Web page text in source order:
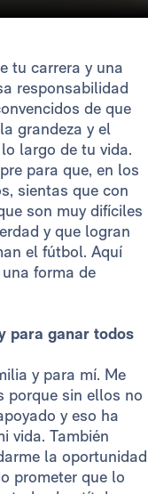
tu carrera y una
responsabilidad
de que
grandeza y el
largo de tu vida.
para que, en los
sientas que con
son muy difíciles
y que logran
el fútbol. Aquí
forma de
para ganar todos
y para mí. Me
porque sin ellos no
y eso ha
vida. También
la oportunidad
prometer que lo